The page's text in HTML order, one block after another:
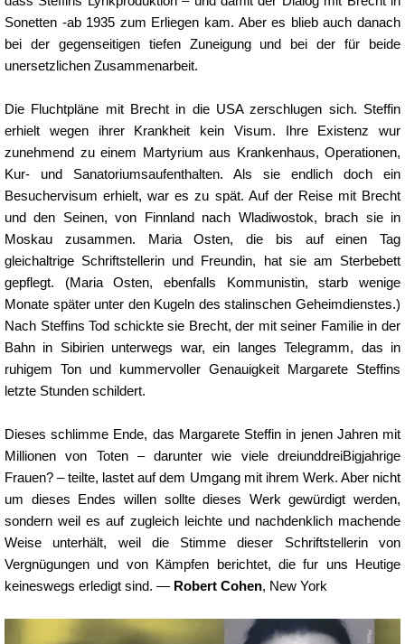
Sonetten -ab 1935 zum Erliegen kam. Aber es blieb auch danach
bei der gegenseitigen tiefen Zuneigung und bei der für beide
unersetzlichen Zusammenarbeit.
Die Fluchtpläne mit Brecht in die USA zerschlugen sich. Steffin
erhielt wegen ihrer Krankheit kein Visum. Ihre Existenz wur
zunehmend zu einem Martyrium aus Krankenhaus, Operationen,
Kur- und Sanatoriumsaufenthalten. Als sie endlich doch ein
Besuchervisum erhielt, war es zu spät. Auf der Reise mit Brecht
und den Seinen, von Finnland nach Wladiwostok, brach sie in
Moskau zusammen. Maria Osten, die bis auf einen Tag
gleichaltrige Schriftstellerin und Freundin, hat sie am Sterbebett
gepflegt. (Maria Osten, ebenfalls Kommunistin, starb wenige
Monate später unter den Kugeln des stalinschen Geheimdienstes.)
Nach Steffins Tod schickte sie Brecht, der mit seiner Familie in der
Bahn in Sibirien unterwegs war, ein langes Telegramm, das in
ruhigem Ton und kummervoller Genauigkeit Margarete Steffins
letzte Stunden schildert.
Dieses schlimme Ende, das Margarete Steffin in jenen Jahren mit
Millionen von Toten – darunter wie viele dreiunddreiBigjahrige
Frauen? – teilte, lastet auf dem Umgang mit ihrem Werk. Aber nicht
um dieses Endes willen sollte dieses Werk gewürdigt werden,
sondern weil es auf zugleich leichte und nachdenklich machende
Weise unterhält, weil die Stimme dieser Schriftstellerin von
Vergnügungen und von Kämpfen berichtet, die fur uns Heutige
keineswegs erledigt sind. — Robert Cohen, New York